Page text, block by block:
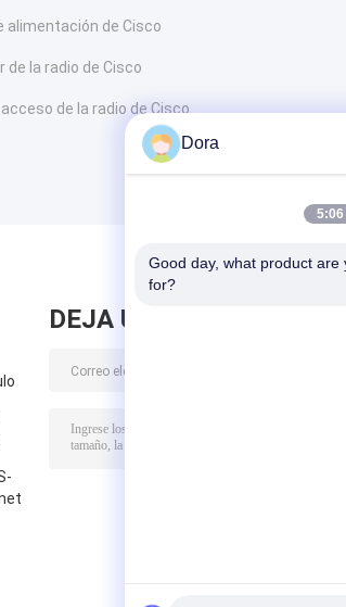
alimentación de Cisco
de la radio de Cisco
de la radio de Cisco
DEJA UN MENSAJE
Dora
5:06
Good day, what product are
for?